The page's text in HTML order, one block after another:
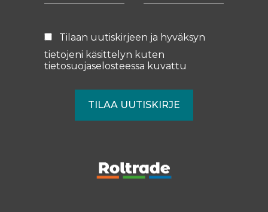
Tilaan uutiskirjeen ja hyväksyn
tietojeni käsittelyn kuten
tietosuojaselosteessa kuvattu